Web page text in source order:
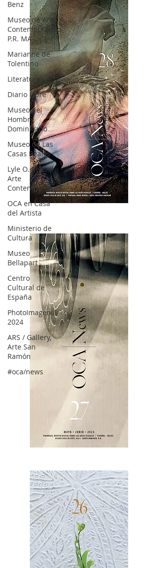
Benz
Museo de Arte
Contemporáneo
P.R. MA
Marianne de
Tolentino
Literatura
Diario Libre
Museo del
Hombre
Dominicano
Museo de Las
Casas Reales
Lyle O. Reitzel
Arte
Contemporáneo
OCA en Casa
del Artista
Ministerio de
Cultura
Museo
Bellapart
Centro
Cultural de
España
PhotoImagen
2024
ARS / Gallery,
Arte San
Ramón
#oca/news
OCA|News 28 / Julio-Agosto-Septiembre, 2023